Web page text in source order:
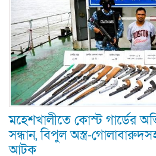
মহেশখালীতে কোস্ট গার্ডের
সন্ধান, বিপুল অস্ত্র-
আটক